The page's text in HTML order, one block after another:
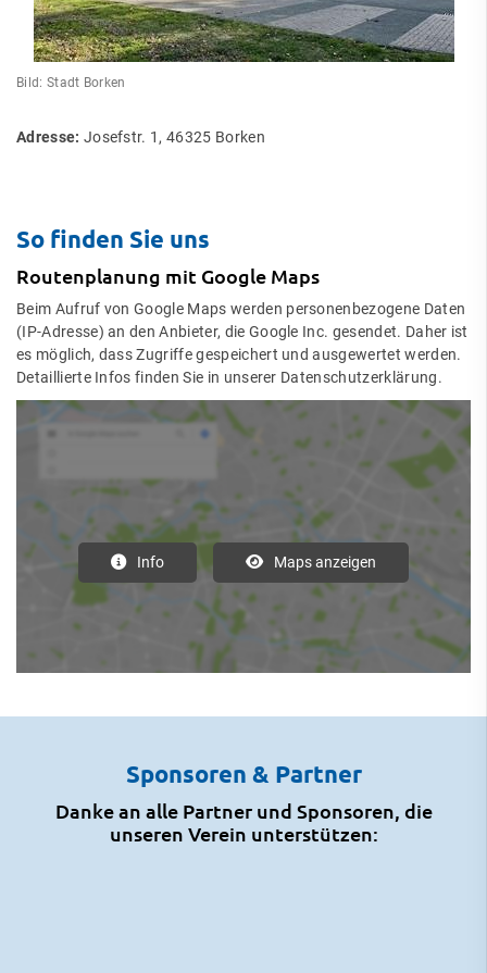
Bild: Stadt Borken
Adresse: Josefstr. 1, 46325 Borken
So finden Sie uns
Routenplanung mit Google Maps
Beim Aufruf von Google Maps werden personenbezogene Daten
(IP-Adresse) an den Anbieter, die Google Inc. gesendet. Daher ist
es möglich, dass Zugriffe gespeichert und ausgewertet werden.
Detaillierte Infos finden Sie in unserer Datenschutzerklärung.
Info Maps anzeigen
Sponsoren & Partner
Danke an alle Partner und Sponsoren, die
unseren Verein unterstützen: